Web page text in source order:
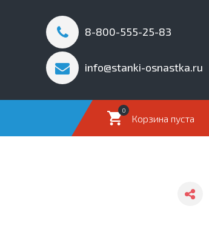
8-800-555-25-83
info@stanki-osnastka.ru
Корзина пуста
0